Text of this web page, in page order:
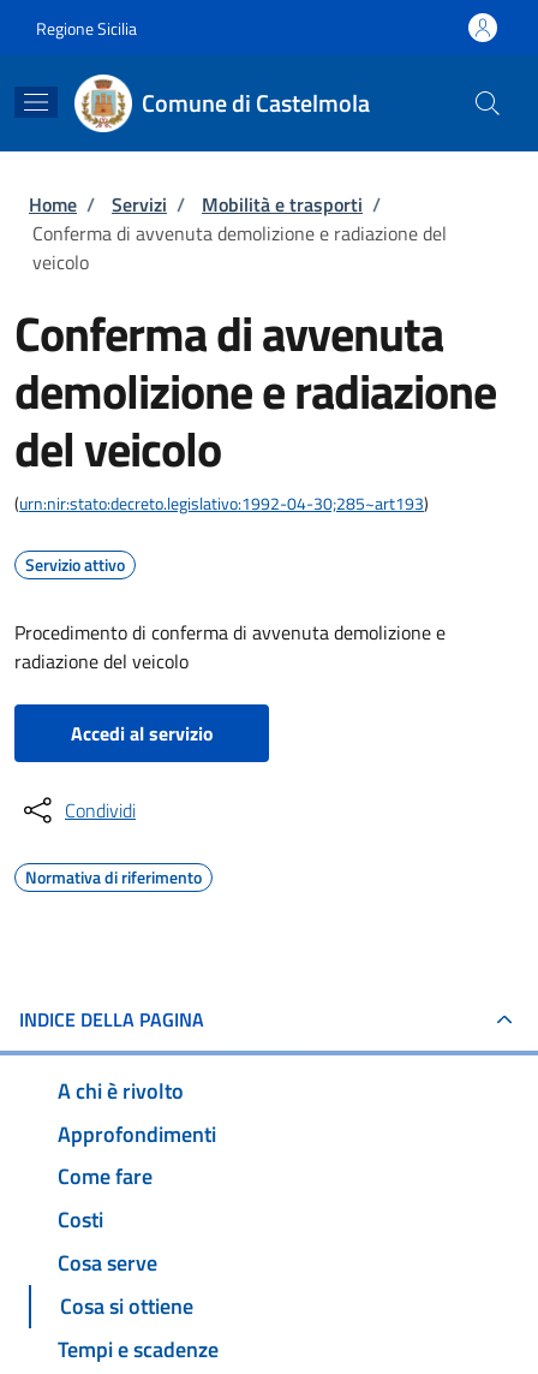
Regione Sicilia
Comune di Castelmola
Briciole di pane
Home / Servizi / Mobilità e trasporti /
Conferma di avvenuta demolizione e radiazione del
veicolo
Conferma di avvenuta
demolizione e radiazione
del veicolo
(urn:nir:stato:decreto.legislativo:1992-04-30;285~art193)
Servizio attivo
Procedimento di conferma di avvenuta demolizione e
radiazione del veicolo
Accedi al servizio
Condividi
Normativa di riferimento
INDICE DELLA PAGINA
A chi è rivolto
Approfondimenti
Come fare
Costi
Cosa serve
Cosa si ottiene
Tempi e scadenze